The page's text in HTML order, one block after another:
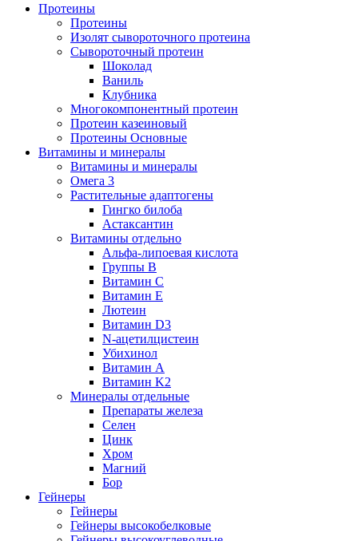
Протеины
Протеины
Изолят сывороточного протеина
Сывороточный протеин
Шоколад
Ваниль
Клубника
Многокомпонентный протеин
Протеин казеиновый
Протеины Основные
Витамины и минералы
Витамины и минералы
Омега 3
Растительные адаптогены
Гингко билоба
Астаксантин
Витамины отдельно
Альфа-липоевая кислота
Группы B
Витамин С
Витамин Е
Лютеин
Витамин D3
N-ацетилцистеин
Убихинол
Витамин А
Витамин K2
Минералы отдельные
Препараты железа
Селен
Цинк
Хром
Магний
Бор
Гейнеры
Гейнеры
Гейнеры высокобелковые